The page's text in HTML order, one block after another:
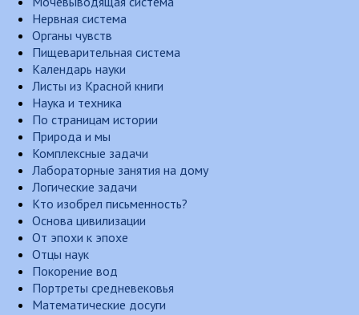
Нервная система
Органы чувств
Пищеварительная система
Календарь науки
Листы из Красной книги
Наука и техника
По страницам истории
Природа и мы
Комплексные задачи
Лабораторные занятия на дому
Логические задачи
Кто изобрел письменность?
Основа цивилизации
От эпохи к эпохе
Отцы наук
Покорение вод
Портреты средневековья
Математические досуги